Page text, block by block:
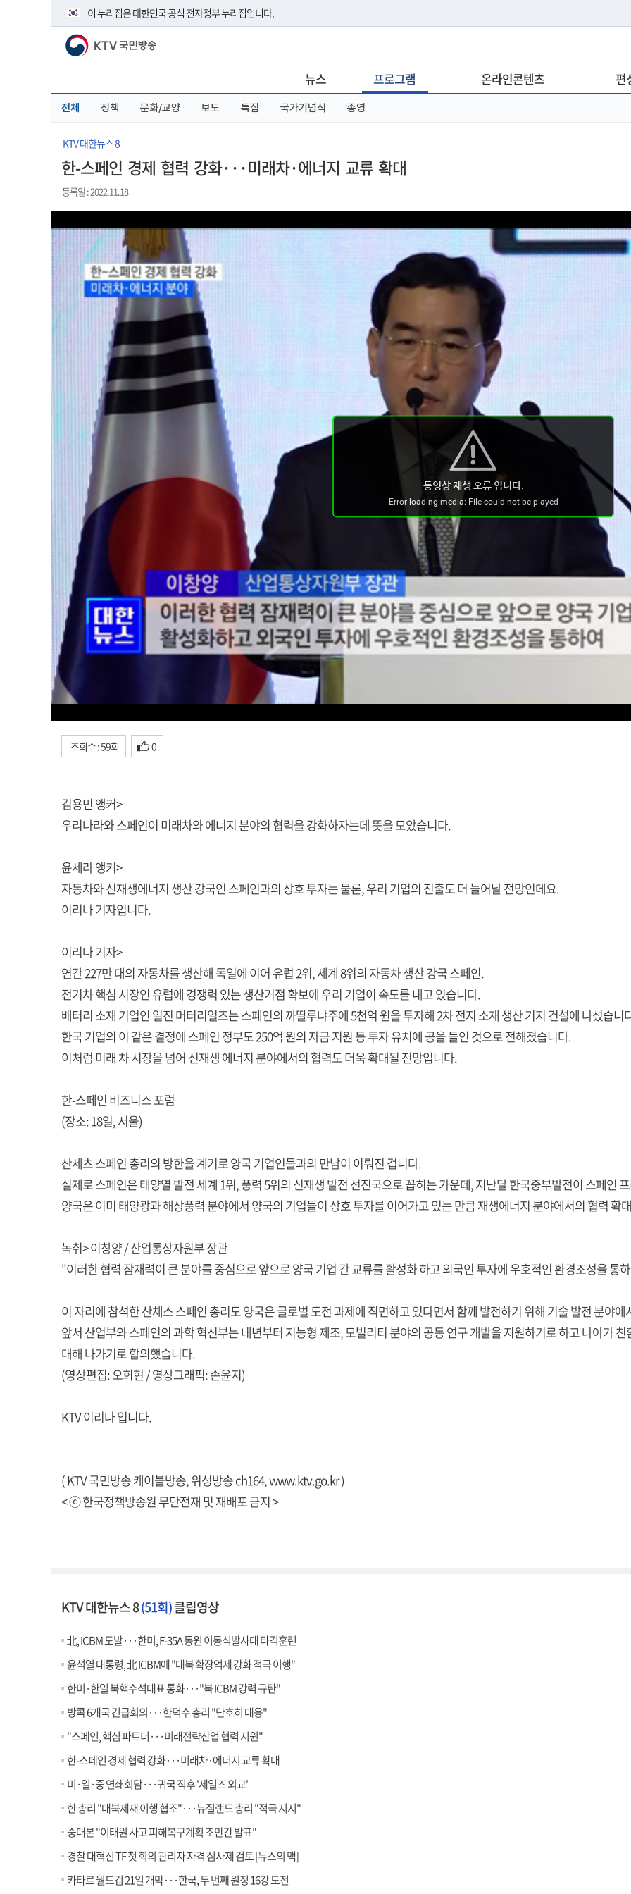
이 누리집은 대한민국 공식 전자정부 누리집입니다.
공식 누리집 주소 확인하기
이밖에 or.kr 또는 .kr등 다른 도메인 주소를 사용하고 있다면 아래 URL에서 도메인 주소를 확인해 보세요
KTV 국민방송
뉴스 프로그램 온라인콘텐츠 편
전체 정책 문화/교양 보도 특집 국가기념식 종영
KTV 대한뉴스 8
한-스페인 경제 협력 강화···미래차·에너지 교류 확대
등록일 : 2022.11.18
조회수 : 59회 0
김용민 앵커>
우리나라와 스페인이 미래차와 에너지 분야의 협력을 강화하자는데 뜻을 모았습니다.
윤세라 앵커>
자동차와 신재생에너지 생산 강국인 스페인과의 상호 투자는 물론, 우리 기업의 진출도 더 늘어날 전망인데요.
이리나 기자입니다.
이리나 기자>
연간 227만 대의 자동차를 생산해 독일에 이어 유럽 2위, 세계 8위의 자동차 생산 강국 스페인.
전기차 핵심 시장인 유럽에 경쟁력 있는 생산거점 확보에 우리 기업이 속도를 내고 있습니다.
배터리 소재 기업인 일진 머터리얼즈는 스페인의 까딸루냐주에 5천억 원을 투자해 2차 전지 소재 생산 기지 건설에 나섰습니
한국 기업의 이 같은 결정에 스페인 정부도 250억 원의 자금 지원 등 투자 유치에 공을 들인 것으로 전해졌습니다.
이처럼 미래 차 시장을 넘어 신재생 에너지 분야에서의 협력도 더욱 확대될 전망입니다.
한-스페인 비즈니스 포럼
(장소: 18일, 서울)
산세츠 스페인 총리의 방한을 계기로 양국 기업인들과의 만남이 이뤄진 겁니다.
실제로 스페인은 태양열 발전 세계 1위, 풍력 5위의 신재생 발전 선진국으로 꼽히는 가운데, 지난달 한국중부발전이 스페인
양국은 이미 태양광과 해상풍력 분야에서 양국의 기업들이 상호 투자를 이어가고 있는 만큼 재생에너지 분야에서의 협력 확
녹취> 이창양 / 산업통상자원부 장관
"이러한 협력 잠재력이 큰 분야를 중심으로 앞으로 양국 기업 간 교류를 활성화 하고 외국인 투자에 우호적인 환경조성을 통
이 자리에 참석한 산체스 스페인 총리도 양국은 글로벌 도전 과제에 직면하고 있다면서 함께 발전하기 위해 기술 발전 분야
앞서 산업부와 스페인의 과학 혁신부는 내년부터 지능형 제조, 모빌리티 분야의 공동 연구 개발을 지원하기로 하고 나아가
대해 나가기로 합의했습니다.
(영상편집: 오희현 / 영상그래픽: 손윤지)
KTV 이리나 입니다.
( KTV 국민방송 케이블방송, 위성방송 ch164,www.ktv.go.kr)
< ⓒ 한국정책방송원 무단전재 및 재배포 금지 >
KTV 대한뉴스 8(51회)클립영상
北, ICBM 도발···한미, F-35A 동원 이동식발사대 타격훈련
윤석열 대통령, 北 ICBM에 "대북 확장억제 강화 적극 이행"
한미·한일 북핵수석대표 통화···"북 ICBM 강력 규탄"
방콕 6개국 긴급회의···한덕수 총리 "단호히 대응"
"스페인, 핵심 파트너···미래전략산업 협력 지원"
한-스페인 경제 협력 강화···미래차·에너지 교류 확대
미·일·중 연쇄회담···귀국 직후 '세일즈 외교'
한 총리 "대북제재 이행 협조"···뉴질랜드 총리 "적극 지지"
중대본 "이태원 사고 피해복구계획 조만간 발표"
경찰 대혁신 TF 첫 회의 관리자 자격 심사제 검토 [뉴스의 맥]
카타르 월드컵 21일 개막···한국, 두 번째 원정 16강 도전